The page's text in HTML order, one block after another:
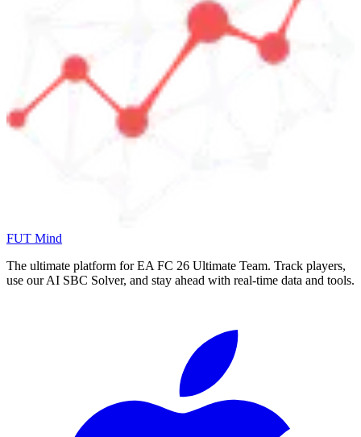
FUT Mind
The ultimate platform for EA FC 26 Ultimate Team. Track players,
use our AI SBC Solver, and stay ahead with real-time data and tools.